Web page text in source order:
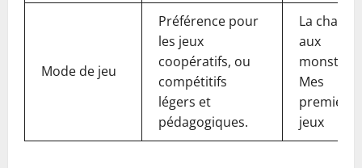
Mode de jeu
Préférence pour
les jeux
coopératifs, ou
compétitifs
légers et
pédagogiques.
La chasse
aux
monstres,
Mes
premiers
jeux